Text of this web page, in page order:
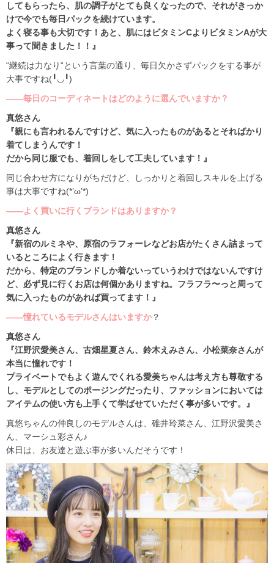
してもらったら、肌の調子がとても良くなったので、それがきっか
けで今でも毎日パックを続けています。
よく寝る事も大切です！あと、肌にはビタミンCよりビタミンAが大
事って聞きました！！』
“継続は力なり“という言葉の通り、毎日欠かさずパックをする事が
大事ですね(╹◡╹)
――毎日のコーディネートはどのように選んでいますか？
真悠さん
『親にも言われるんですけど、気に入ったものがあるとそればかり
着てしまうんです！
だから同じ服でも、着回しをして工夫しています！』
同じ合わせ方になりがちだけど、しっかりと着回しスキルを上げる
事は大事ですね(*’ω’*)
――よく買いに行くブランドはありますか？
真悠さん
『新宿のルミネや、原宿のラフォーレなどお店がたくさん詰まって
いるところによく行きます！
だから、特定のブランドしか着ないっていうわけではないんですけ
ど、必ず見に行くお店は何個かありますね。フラフラ〜っと周って
気に入ったものがあれば買ってます！』
――憧れているモデルさんはいますか ？
真悠さん
『江野沢愛美さん、古畑星夏さん、鈴木えみさん、小松菜奈さんが
本当に憧れです！
プライベートでもよく遊んでくれる愛美ちゃんは考え方も尊敬する
し、モデルとしてのポージングだったり、ファッションにおいては
アイテムの使い方も上手くて学ばせていただく事が多いです。』
真悠ちゃんの仲良しのモデルさんは、碓井玲菜さん、江野沢愛美さ
ん、マーシュ彩さん♪
休日は、お友達と遊ぶ事が多いんだそうです！